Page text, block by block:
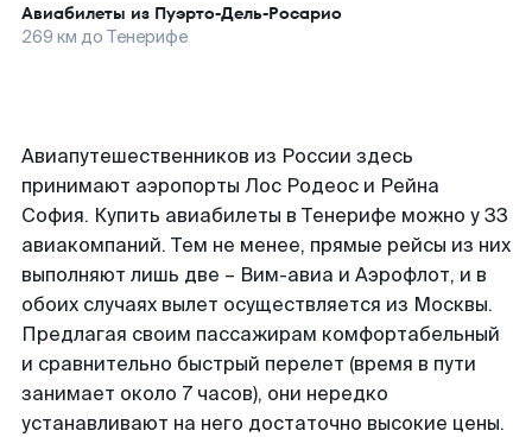
Авиабилеты из Пуэрто-Дель-Росарио
269 км до Тенерифе
Авиапутешественников из России здесь
принимают аэропорты Лос Родеос и Рейна
София. Купить авиабилеты в Тенерифе можно у 33
авиакомпаний. Тем не менее, прямые рейсы из них
выполняют лишь две – Вим-авиа и Аэрофлот, и в
обоих случаях вылет осуществляется из Москвы.
Предлагая своим пассажирам комфортабельный
и сравнительно быстрый перелет (время в пути
занимает около 7 часов), они нередко
устанавливают на него достаточно высокие цены.